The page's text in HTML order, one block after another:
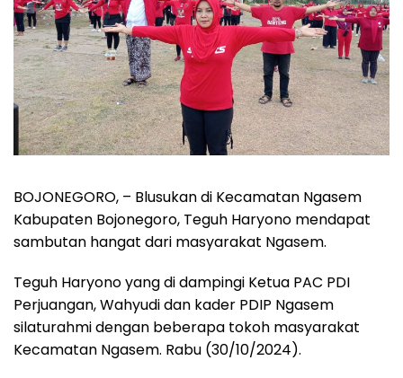
BOJONEGORO, – Blusukan di Kecamatan Ngasem
Kabupaten Bojonegoro, Teguh Haryono mendapat
sambutan hangat dari masyarakat Ngasem.
Teguh Haryono yang di dampingi Ketua PAC PDI
Perjuangan, Wahyudi dan kader PDIP Ngasem
silaturahmi dengan beberapa tokoh masyarakat
Kecamatan Ngasem. Rabu (30/10/2024).